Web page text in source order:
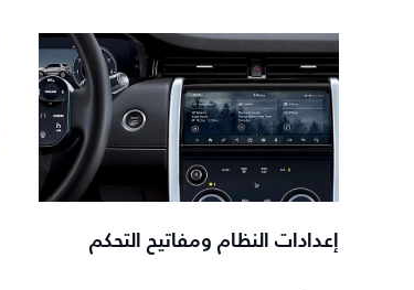
إعدادات النظام ومفاتيح التحكم